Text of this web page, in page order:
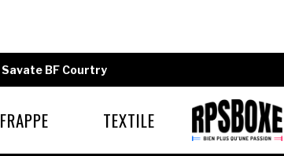
Savate BF Courtry
FRAPPE TEXTILE